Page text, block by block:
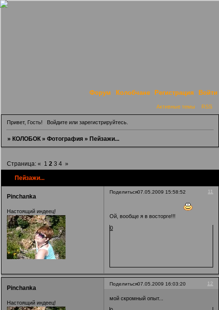
Форум Колобчане Регистрация Войти
Активные темы RSS
Привет, Гость! Войдитеили зарегистрируйтесь.
»КОЛОБОК »Фотография »Пейзажи...
Пейзажи...
Страница:« 1 2 3 4 »
Поделиться 11
07.05.2009 15:58:52
Pinchanka
Настоящий индеец!
Ой, вообще я в восторге!!!
0
Поделиться 12
07.05.2009 16:03:20
Pinchanka
Настоящий индеец!
мой скромный опыт...